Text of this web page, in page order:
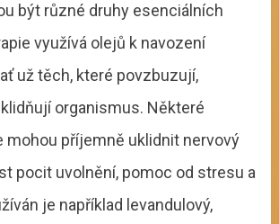
být různé druhy esenciálních
využívá olejů k navození
už těch, které povzbuzují,
organismus. Některé
mohou příjemně uklidnit nervový
pocit uvolnění, pomoc od stresu a
je například levandulový,